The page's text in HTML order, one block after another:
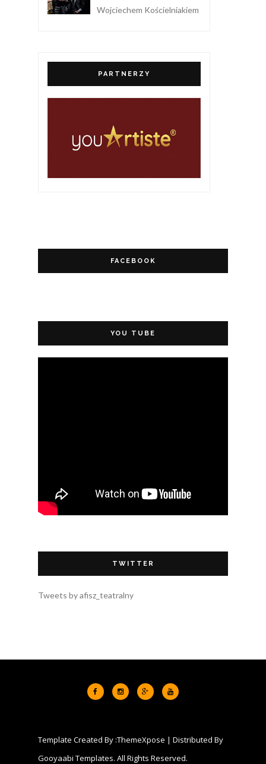
Wojciechem Kościelniakiem
PARTNERZY
FACEBOOK
YOU TUBE
TWITTER
Tweets by afisz_teatralny
Template Created By :ThemeXpose | Distributed By
Gooyaabi Templates. All Rights Reserved.